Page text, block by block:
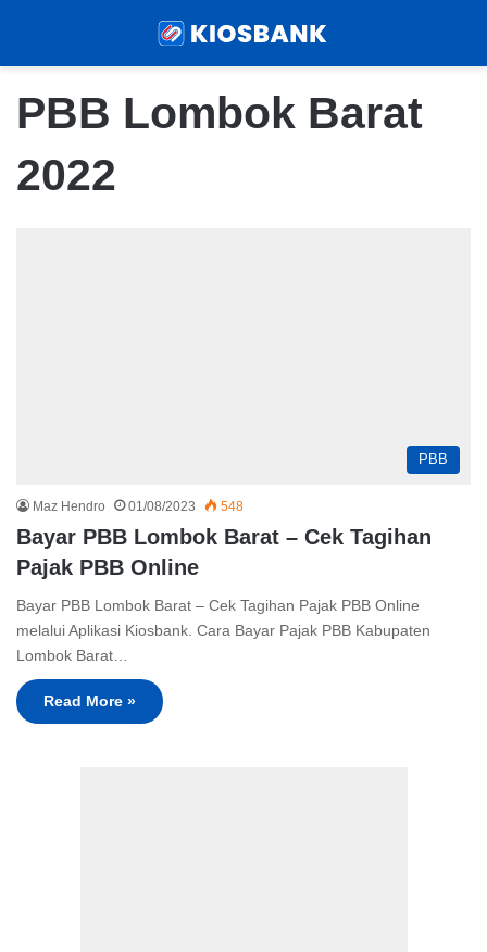
PBB Lombok Barat
2022
PBB
Maz Hendro 01/08/2023 548
Bayar PBB Lombok Barat – Cek Tagihan
Pajak PBB Online
Bayar PBB Lombok Barat – Cek Tagihan Pajak PBB Online
melalui Aplikasi Kiosbank. Cara Bayar Pajak PBB Kabupaten
Lombok Barat…
Read More »